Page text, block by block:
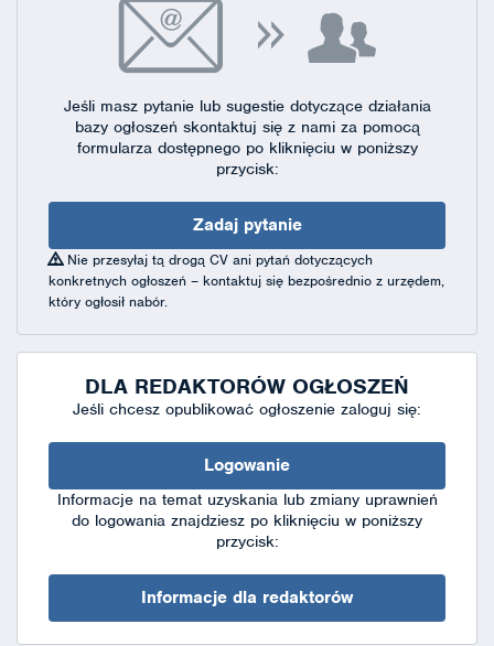
Jeśli masz pytanie lub sugestie dotyczące działania
bazy ogłoszeń skontaktuj się z nami za pomocą
formularza dostępnegopo kliknięciu w poniższy
przycisk:
Zadaj pytanie
Nie przesyłaj tą drogą CV ani pytań dotyczących
konkretnych ogłoszeń – kontaktuj się bezpośrednio z urzędem,
który ogłosił nabór.
DLA REDAKTORÓW OGŁOSZEŃ
Jeśli chcesz opublikować ogłoszenie zaloguj się:
Logowanie
Informacje na temat uzyskania lub zmiany uprawnień
do logowania znajdziesz po kliknięciu w poniższy
przycisk:
Informacje dla redaktorów